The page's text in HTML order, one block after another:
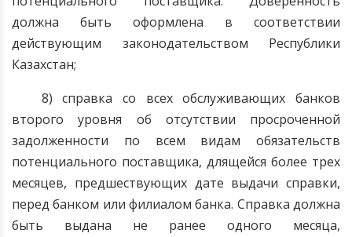
должна быть оформлена в соответствии
действующим законодательством Республики
Казахстан;
8) справка со всех обслуживающих банков
второго уровня об отсутствии просроченной
задолженности по всем видам обязательств
потенциального поставщика, длящейся более трех
месяцев, предшествующих дате выдачи справки,
перед банком или филиалом банка. Справка должна
быть выдана не ранее одного месяца,